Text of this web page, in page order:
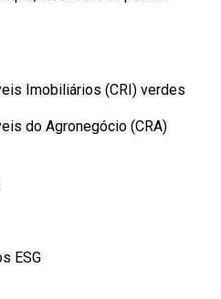
Imobiliários (CRI) verdes
do Agronegócio (CRA)
ESG